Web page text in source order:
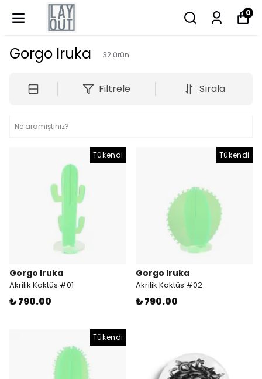
0
Gorgo Iruka 32 ürün
Filtrele Sırala
Tükendi
Gorgo Iruka
Akrilik Kaktüs #01
₺ 790.00
Tükendi
Gorgo Iruka
Akrilik Kaktüs #02
₺ 790.00
Tükendi